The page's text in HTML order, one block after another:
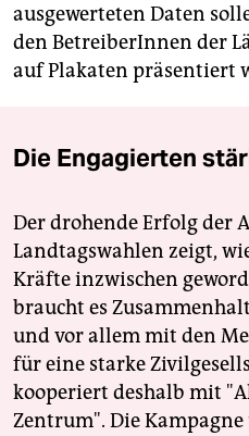
ausgewerteten Daten
den BetreiberInnen der
auf Plakaten präsentiert
Die Engagierten
Der drohende Erfolg der
Landtagswahlen zeigt,
Kräfte inzwischen
braucht es
und vor allem mit den
für eine starke
kooperiert deshalb mit
Zentrum". Die